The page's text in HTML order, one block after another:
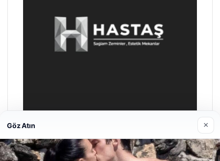
Hastaş Beton
26/05/2026
Göz Atın ×